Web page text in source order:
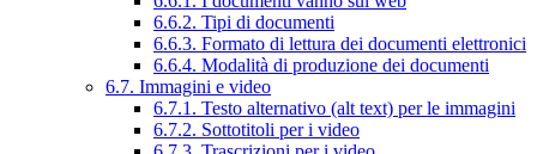
6.6.2. Tipi di documenti
6.6.3. Formato di lettura dei documenti elettronici
6.6.4. Modalità di produzione dei documenti
6.7. Immagini e video
6.7.1. Testo alternativo (alt text) per le immagini
6.7.2. Sottotitoli per i video